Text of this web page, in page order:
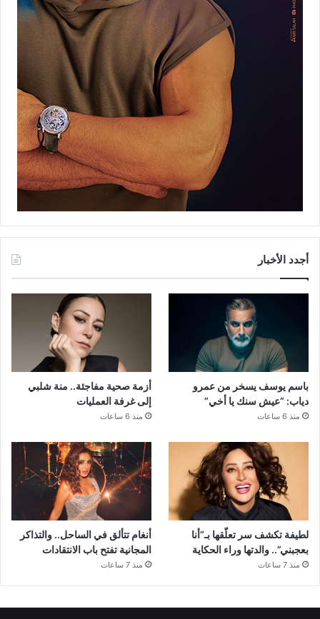
أجدد الأخبار
باسم يوسف يسخر من عمرو
دياب: “عيش سنك يا أخي”
منذ 6 ساعات
أزمة صحية مفاجئة.. منة شلبي
إلى غرفة العمليات
منذ 6 ساعات
لطيفة تكشف سر تعلّقها بـ”أنا
بعجبني”.. والدتها وراء الحكاية
منذ 7 ساعات
أنغام تتألق في الساحل.. والتذاكر
المجانية تفتح باب الانتقادات
منذ 7 ساعات